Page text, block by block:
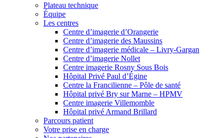
Plateau technique
Équipe
Les centres
Centre d’imagerie d’Orangerie
Centre d’imagerie des Maussins
Centre d’imagerie médicale – Livry-Gargan
Centre d’imagerie Nollet
Centre imagerie Rosny Sous Bois
Hôpital Privé Paul d’Égine
Centre la Francilienne – Pôle de santé
Hôpital privé Bry sur Marne – HPMV
Centre imagerie Villemomble
Hôpital privé Armand Brillard
Parcours patient
Votre prise en charge